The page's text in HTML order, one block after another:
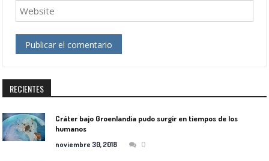
RECIENTES
Cráter bajo Groenlandia pudo surgir en tiempos de los
humanos
noviembre 30, 2018 0